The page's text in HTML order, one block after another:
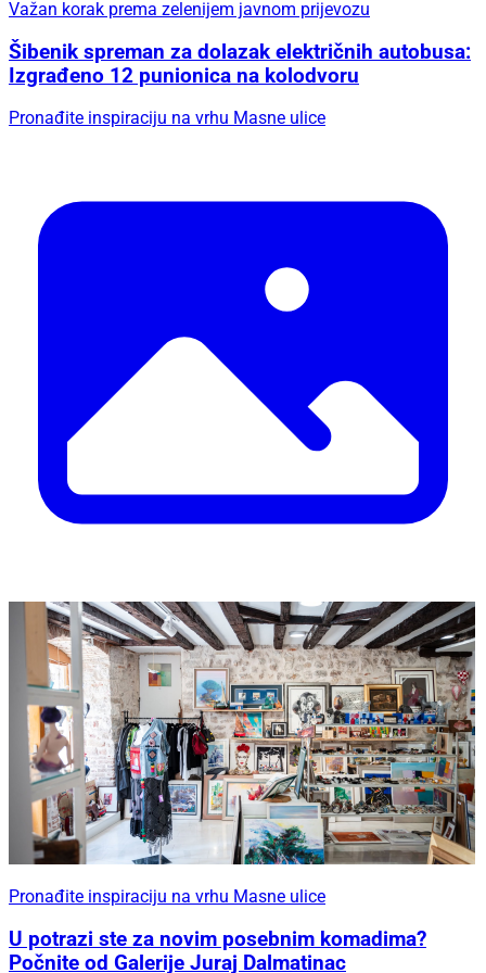
Važan korak prema zelenijem javnom prijevozu
Šibenik spreman za dolazak električnih autobusa:
Izgrađeno 12 punionica na kolodvoru
Pronađite inspiraciju na vrhu Masne ulice
Pronađite inspiraciju na vrhu Masne ulice
U potrazi ste za novim posebnim komadima?
Počnite od Galerije Juraj Dalmatinac